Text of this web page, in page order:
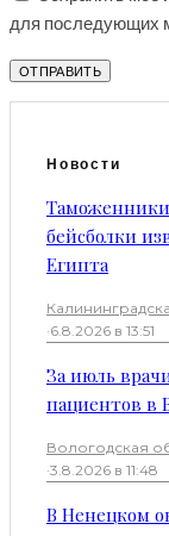
для последующих
Новости
бейсболки
Египта
·6.8.2026 в 13:51
За июль
пациентов в
Вологодская
·3.8.2026 в 11:48
В Ненецком